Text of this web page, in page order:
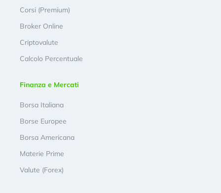
Corsi (Premium)
Broker Online
Criptovalute
Calcolo Percentuale
Finanza e Mercati
Borsa Italiana
Borse Europee
Borsa Americana
Materie Prime
Valute (Forex)